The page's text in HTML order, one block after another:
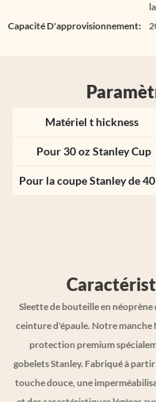
Capacité D'approvisionnement:
Matériel t hickness
Pour 30 oz Stanley Cup
Pour la coupe Stanley de
Sleette de bouteille en néoprène
ceinture d'épaule. Notre manche
protection premium
gobelets Stanley. Fabriqué à
touche douce, une